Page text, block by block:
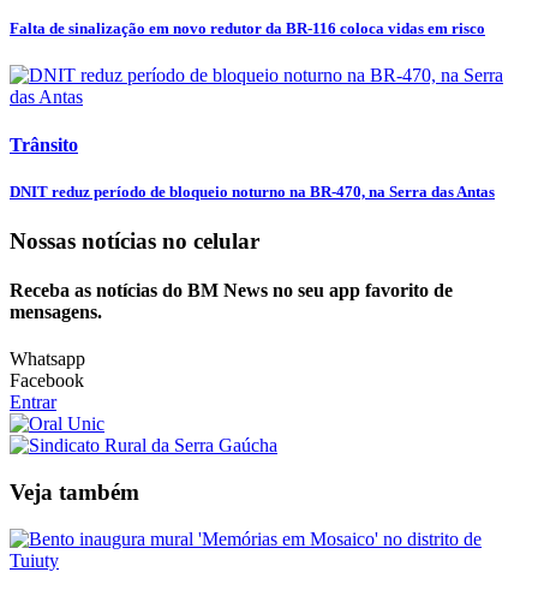
Falta de sinalização em novo redutor da BR-116 coloca vidas em risco
Trânsito
DNIT reduz período de bloqueio noturno na BR-470, na Serra das Antas
Nossas notícias no celular
Receba as notícias do BM News no seu app favorito de
mensagens.
Whatsapp
Facebook
Entrar
Veja também